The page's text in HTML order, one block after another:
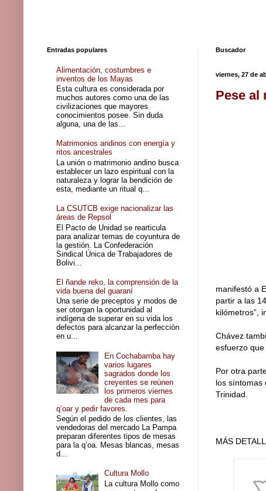
Buscador
viernes, 27 de
Pese al
manifestó a
partir a las
kilómetros”,
Chávez
esfuerzo
Por otra
los síntomas
Trinidad.
MÁS
Entradas populares
Alimentación, costumbres e
inventos de los Mayas
Esta cultura es considerada por
muchos autores como una de las
civilizaciones que mayores
conocimientos posee. Sin duda
alguna, una de las...
Matrimonios andinos con energía y
ritos ancestrales
La unión o matrimonio andino busca
establecer un lazo espiritual con la
naturaleza y lograr la bendición de
esta, mediante un ritual q...
La CSUTCB exige nacionalizar las
áreas de Repsol
El Pacto de Unidad se rearticula
para analizar temas de coyuntura de
la gestión. La Confederación
Sindical Única de Trabajadores de
Bolivi...
El ñande reko, la comprensión de la
vida buena del guaraní
Una serie de preceptos y modos de
ser otorgan la oportunidad al
indígena de superar en su vida los
defectos para alcanzar la perfección
en u...
En Cochabamba hay
varios lugares
sagrados donde los
creyentes se reúnen
los primeros viernes
de cada mes para
q’oar y pedir favores.
Según el pedido de los clientes, las
vendedoras del mercado La Pampa
preparan diferentes tipos de mesas
para la q’oa. Mesas blancas, mesas
d...
Cultura Mollo
La cultura Mollo como